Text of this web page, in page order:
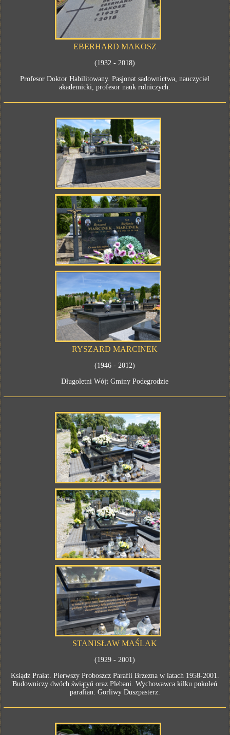
EBERHARD MAKOSZ
(1932 - 2018)
Profesor Doktor Habilitowany. Pasjonat sadownictwa, nauczyciel
akademicki, profesor nauk rolniczych.
RYSZARD MARCINEK
(1946 - 2012)
Długoletni Wójt Gminy Podegrodzie
STANISŁAW MAŚLAK
(1929 - 2001)
Ksiądz Prałat. Pierwszy Proboszcz Parafii Brzezna w latach 1958-2001.
Budowniczy dwóch świątyń oraz Plebani. Wychowawca kilku pokoleń
parafian. Gorliwy Duszpasterz.